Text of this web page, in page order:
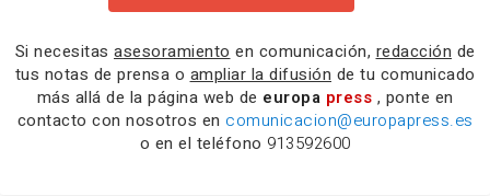
Si necesitas asesoramiento en comunicación, redacción de
tus notas de prensa o ampliar la difusión de tu comunicado
más allá de la página web de europa press , ponte en
contacto con nosotros en comunicacion@europapress.es
o en el teléfono 913592600